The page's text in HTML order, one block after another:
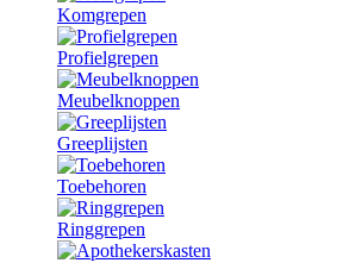
Komgrepen
Profielgrepen
Meubelknoppen
Greeplijsten
Toebehoren
Ringgrepen